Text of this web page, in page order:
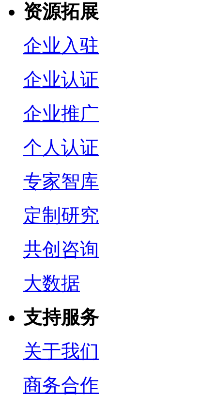
资源拓展
企业入驻
企业认证
企业推广
个人认证
专家智库
定制研究
共创咨询
大数据
支持服务
关于我们
商务合作